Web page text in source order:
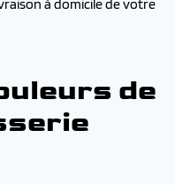
à domicile de votre
de